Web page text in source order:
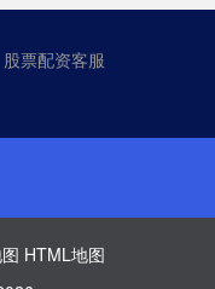
股票配资客服
HTML地图